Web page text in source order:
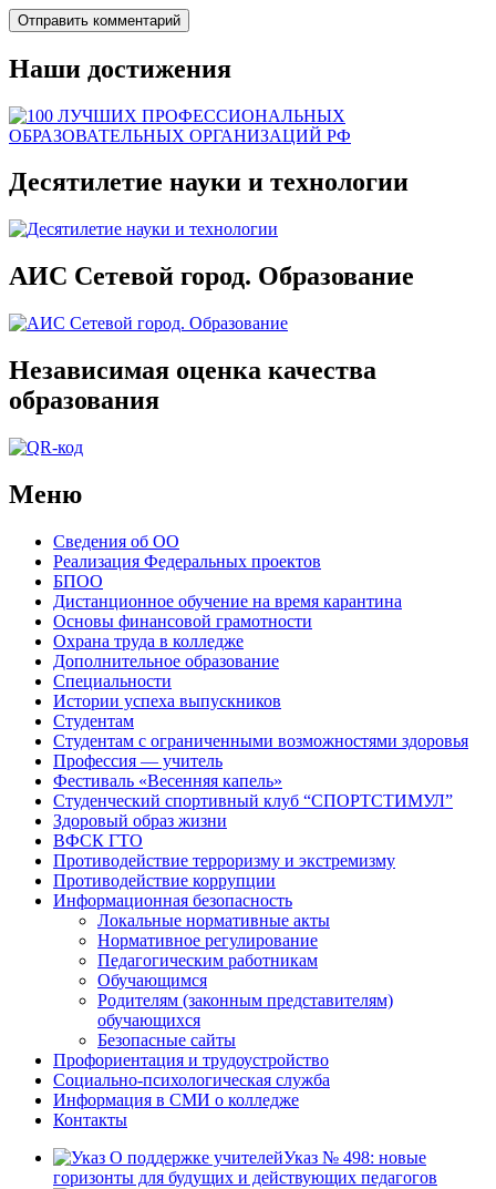
Наши достижения
Десятилетие науки и технологии
АИС Сетевой город. Образование
Независимая оценка качества
образования
Меню
Сведения об ОО
Реализация Федеральных проектов
БПОО
Дистанционное обучение на время карантина
Основы финансовой грамотности
Охрана труда в колледже
Дополнительное образование
Специальности
Истории успеха выпускников
Студентам
Студентам с ограниченными возможностями здоровья
Профессия — учитель
Фестиваль «Весенняя капель»
Студенческий спортивный клуб “СПОРТСТИМУЛ”
Здоровый образ жизни
ВФСК ГТО
Противодействие терроризму и экстремизму
Противодействие коррупции
Информационная безопасность
Локальные нормативные акты
Нормативное регулирование
Педагогическим работникам
Обучающимся
Родителям (законным представителям)
обучающихся
Безопасные сайты
Профориентация и трудоустройство
Социально-психологическая служба
Информация в СМИ о колледже
Контакты
Указ № 498: новые
горизонты для будущих и действующих педагогов